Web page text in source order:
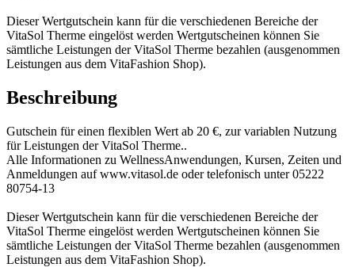
Dieser Wertgutschein kann für die verschiedenen Bereiche der
VitaSol Therme eingelöst werden Wertgutscheinen können Sie
sämtliche Leistungen der VitaSol Therme bezahlen (ausgenommen
Leistungen aus dem VitaFashion Shop).
Beschreibung
Gutschein für einen flexiblen Wert ab 20 €, zur variablen Nutzung
für Leistungen der VitaSol Therme..
Alle Informationen zu WellnessAnwendungen, Kursen, Zeiten und
Anmeldungen auf www.vitasol.de oder telefonisch unter 05222
80754-13
Dieser Wertgutschein kann für die verschiedenen Bereiche der
VitaSol Therme eingelöst werden Wertgutscheinen können Sie
sämtliche Leistungen der VitaSol Therme bezahlen (ausgenommen
Leistungen aus dem VitaFashion Shop).